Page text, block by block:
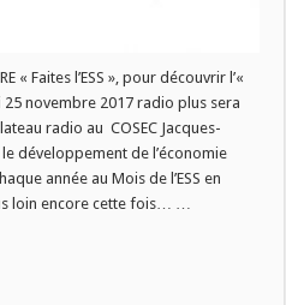
plus
« Faites l’ESS », pour découvrir l’«
novembre 2017 radio plus sera
radio au COSEC Jacques-
développement de l’économie
année au Mois de l’ESS en
loin encore cette fois… …